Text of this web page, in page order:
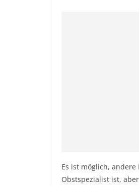
Es ist möglich,
Obstspezialist ist,